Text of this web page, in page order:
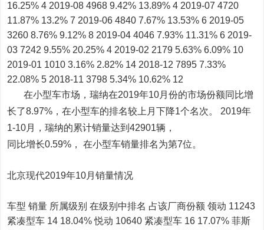
16.25% 4 2019-08 4968 9.42% 13.89% 4 2019-07 4720
11.87% 13.2% 7 2019-06 4840 7.67% 13.53% 6 2019-05
3260 8.76% 9.12% 8 2019-04 4046 7.93% 11.31% 6 2019-
03 7242 9.55% 20.25% 4 2019-02 2179 5.63% 6.09% 10
2019-01 1010 3.16% 2.82% 14 2018-12 7895 7.33%
22.08% 5 2018-11 3798 5.34% 10.62% 12
在小型车市场，瑞纳在2019年10月份的市场份额同比增
长了8.97%，在小型车的排名较上月下降1个名次。 2019年
1-10月，瑞纳的累计销量达到42901辆，
同比增长0.59%， 在小型车销量排名为第7位。
北京现代2019年10月销量情况
车型 销量 所属级别 在级别中排名 占该厂商份额 领动 11243
紧凑型车 14 18.04% 悦动 10640 紧凑型车 16 17.07% 菲斯